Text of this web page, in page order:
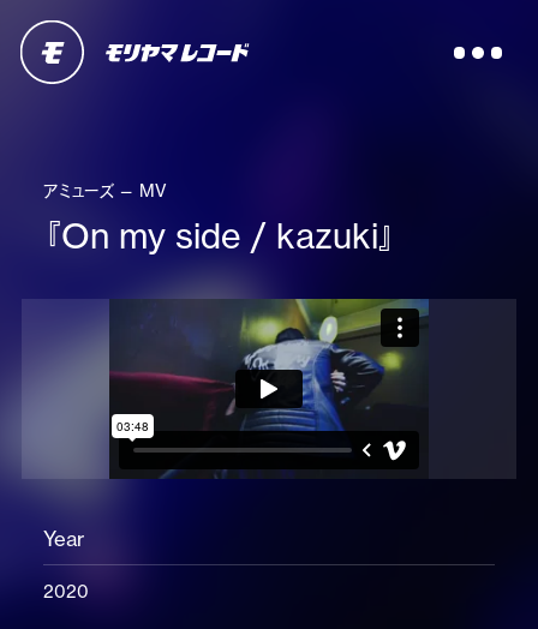
アミューズ — MV
『On my side / kazuki』
Year
2020